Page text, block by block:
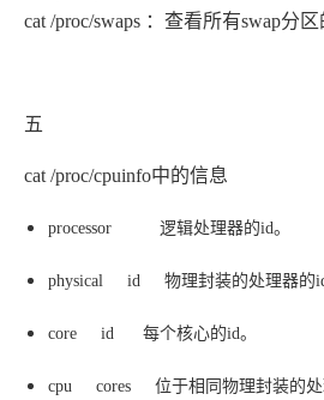
cat /proc/swaps ：查看所有swap分
五
cat /proc/cpuinfo中的信息
processor 逻辑处理器的id。
physical id 物理封装的处理器的id
core id 每个核心的id。
cpu cores 位于相同物理封装的